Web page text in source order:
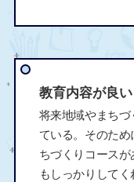
教育内容が良い
将来地域やまちづ
ている。そのため
ちづくりコース
もしっかりして